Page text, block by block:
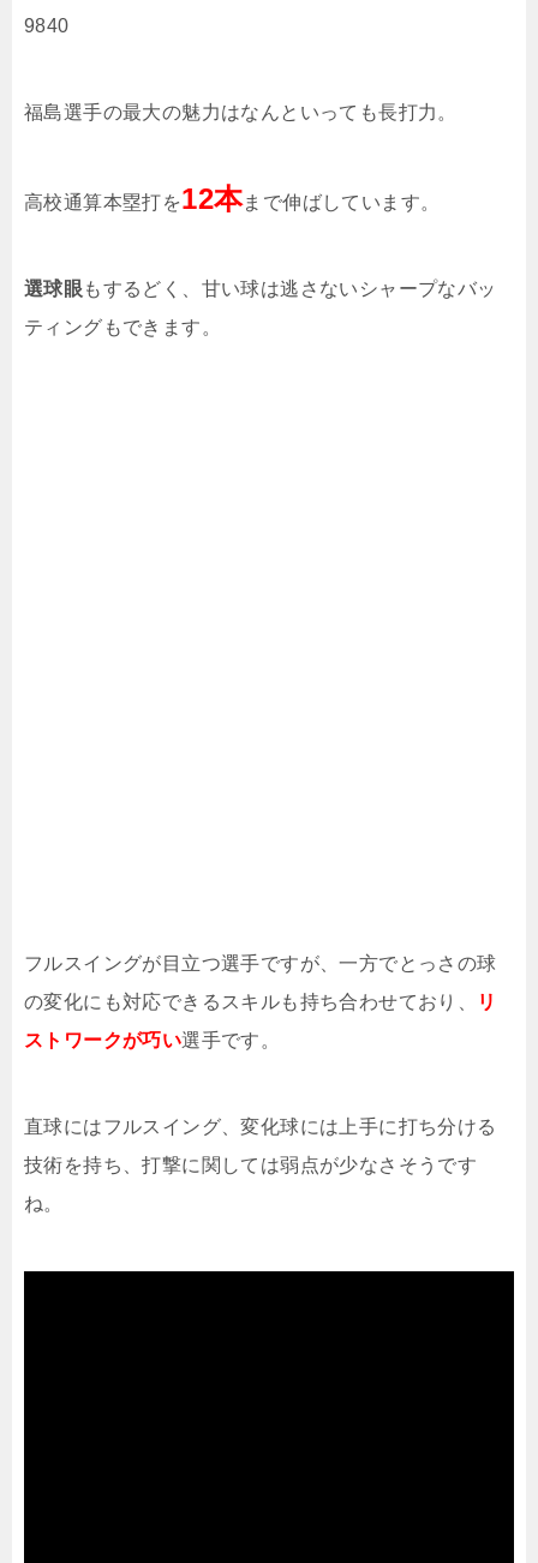
9840
福島選手の最大の魅力はなんといっても長打力。
高校通算本塁打を12本まで伸ばしています。
選球眼もするどく、甘い球は逃さないシャープなバッ
ティングもできます。
フルスイングが目立つ選手ですが、一方でとっさの球
の変化にも対応できるスキルも持ち合わせており、
リ
ストワークが巧い選手です。
直球にはフルスイング、変化球には上手に打ち分ける
技術を持ち、打撃に関しては弱点が少なさそうです
ね。